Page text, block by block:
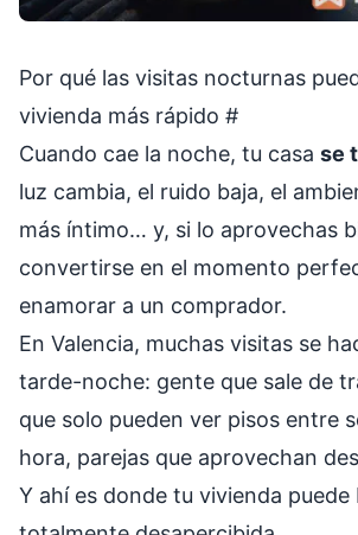
Por qué las visitas nocturnas
vivienda más rápido #
Cuando cae la noche, tu casa se
luz cambia, el ruido baja, el
más íntimo… y, si lo aprovechas
convertirse en el momento
enamorar a un comprador.
En Valencia, muchas visitas se
tarde-noche: gente que sale de
que solo pueden ver pisos entre
hora, parejas que aprovechan
Y ahí es donde tu vivienda